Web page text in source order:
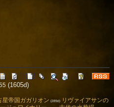
(1605d)
星帝国ガガリオン (289d)
リヴァイアサンの